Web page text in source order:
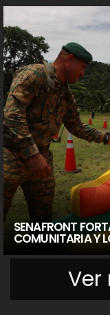
SENAFRONT
COMUNITARIA Y